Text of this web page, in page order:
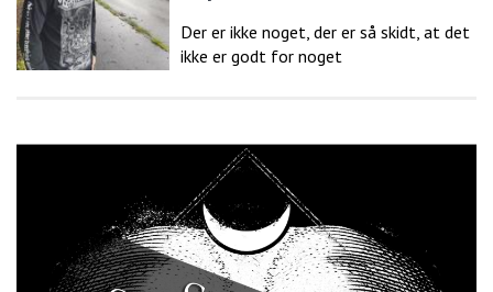
Der er ikke noget, der er så skidt, at det
ikke er godt for noget